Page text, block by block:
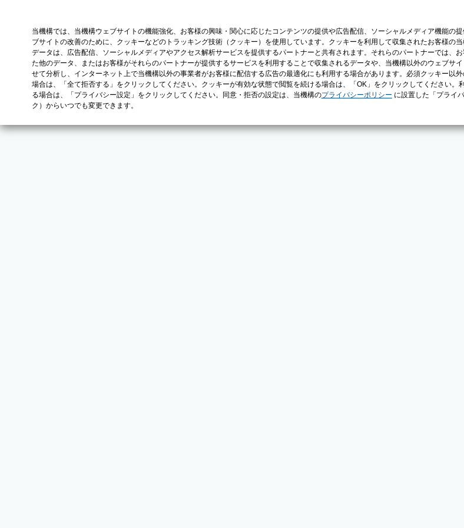
当機構では、当機構ウェブサイトの機能強化、お客様の興味・関心に応じたコンテンツの提供や広告配信、ソーシャルメディア機能の
ブサイトの改善のために、クッキーなどのトラッキング技術（クッキー）を使用しています。クッキーを利用して収集されたお客様の
データは、広告配信、ソーシャルメディアやアクセス解析サービスを提供するパートナーと共有されます。それらのパートナーでは、
た他のデータ、またはお客様がそれらのパートナーが提供するサービスを利用することで収集されるデータや、当機構以外のウェブサ
せて分析し、インターネット上で当機構以外の事業者がお客様に配信する広告の最適化にも利用する場合があります。必須クッキー以
場合は、「全て拒否する」をクリックしてください。クッキーが有効な状態で閲覧を続ける場合は、「OK」をクリックしてください。
る場合は、「プライバシー設定」をクリックしてください。同意・拒否の設定は、当機構のプライバシーポリシー に設置した「プライ
ク）からいつでも変更できます。